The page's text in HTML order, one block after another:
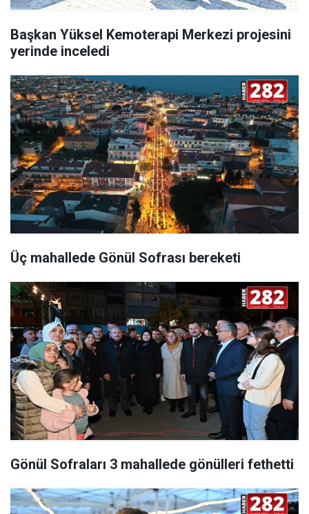
Başkan Yüksel Kemoterapi Merkezi projesini
yerinde inceledi
Üç mahallede Gönül Sofrası bereketi
Gönül Sofraları 3 mahallede gönülleri fethetti